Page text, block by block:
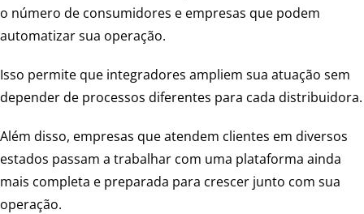
o número de consumidores e empresas que podem
automatizar sua operação.
Isso permite que integradores ampliem sua atuação sem
depender de processos diferentes para cada distribuidora.
Além disso, empresas que atendem clientes em diversos
estados passam a trabalhar com uma plataforma ainda
mais completa e preparada para crescer junto com sua
operação.